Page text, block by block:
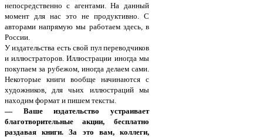
непосредственно с агентами. На данный
момент для нас это не продуктивно. С
авторами напрямую мы работаем здесь, в
России.
У издательства есть свой пул переводчиков
и иллюстраторов. Иллюстрации иногда мы
покупаем за рубежом, иногда делаем сами.
Некоторые книги вообще начинаются с
художников, для чьих иллюстраций мы
находим формат и пишем тексты.
— Ваше издательство устраивает
благотворительные акции, бесплатно
раздавая книги. За это вам, коллеги,